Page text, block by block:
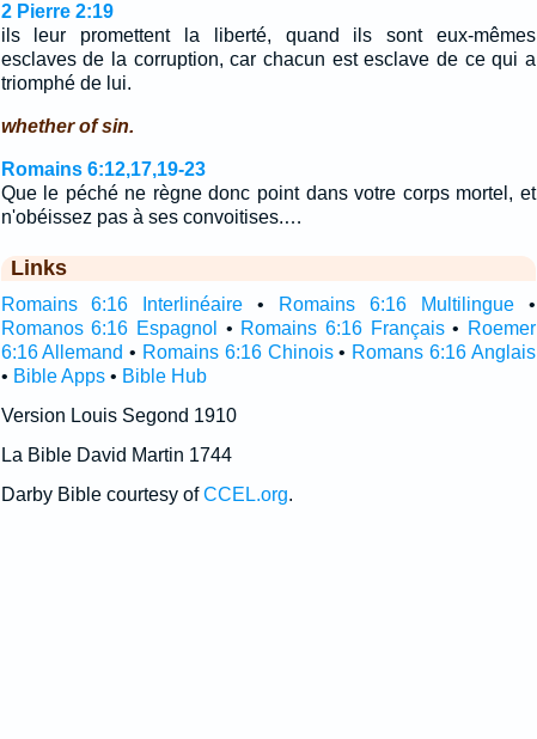
2 Pierre 2:19
ils leur promettent la liberté, quand ils sont eux-mêmes
esclaves de la corruption, car chacun est esclave de ce qui a
triomphé de lui.
whether of sin.
Romains 6:12,17,19-23
Que le péché ne règne donc point dans votre corps mortel, et
n'obéissez pas à ses convoitises.…
Links
Romains 6:16 Interlinéaire • Romains 6:16 Multilingue •
Romanos 6:16 Espagnol
• Romains 6:16 Français• Roemer
6:16 Allemand • Romains 6:16 Chinois• Romans 6:16 Anglais
• Bible Apps• Bible Hub
Version Louis Segond 1910
La Bible David Martin 1744
Darby Bible courtesy ofCCEL.org.